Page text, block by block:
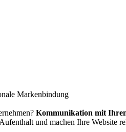
Markenbindung
Kommunikation mit
und machen Ihre Website